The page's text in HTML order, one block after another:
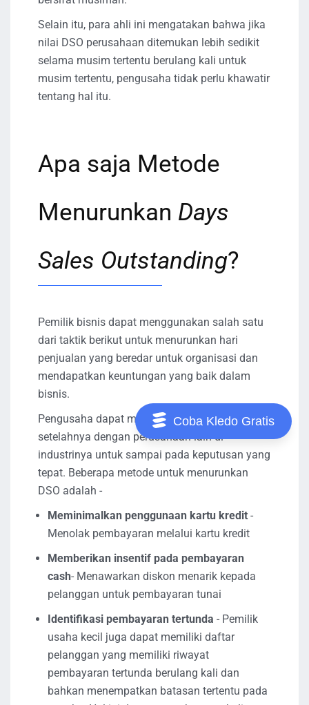
Selain itu, para ahli ini mengatakan bahwa jika
nilai DSO perusahaan ditemukan lebih sedikit
selama musim tertentu berulang kali untuk
musim tertentu, pengusaha tidak perlu khawatir
tentang hal itu.
Apa saja Metode
Menurunkan Days
Sales Outstanding?
Pemilik bisnis dapat menggunakan salah satu
dari taktik berikut untuk menurunkan hari
penjualan yang beredar untuk organisasi dan
mendapatkan keuntungan yang baik dalam
bisnis.
Pengusaha dapat menggunakan perbandingan
setelahnya dengan perusahaan lain di
industrinya untuk sampai pada keputusan yang
tepat. Beberapa metode untuk menurunkan
DSO adalah -
Meminimalkan penggunaan kartu kredit -
Menolak pembayaran melalui kartu kredit
Memberikan insentif pada pembayaran
cash- Menawarkan diskon menarik kepada
pelanggan untuk pembayaran tunai
Identifikasi pembayaran tertunda - Pemilik
usaha kecil juga dapat memiliki daftar
pelanggan yang memiliki riwayat
pembayaran tertunda berulang kali dan
bahkan menempatkan batasan tertentu pada
Coba Kledo Gratis